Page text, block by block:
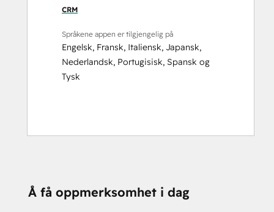
CRM
Språkene appen er tilgjengelig på
Engelsk, Fransk, Italiensk, Japansk,
Nederlandsk, Portugisisk, Spansk og
Tysk
Å få oppmerksomhet i dag